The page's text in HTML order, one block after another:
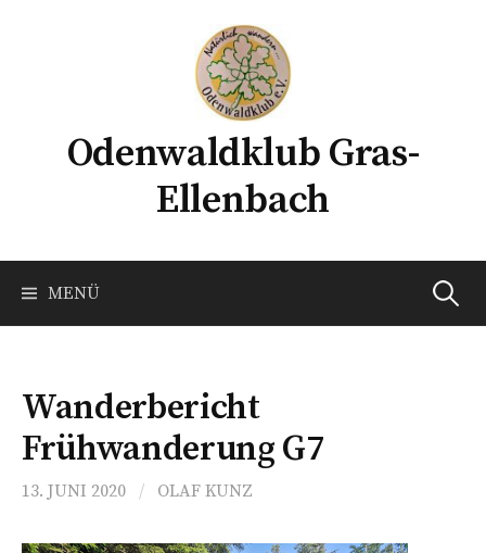
Odenwaldklub Gras-
Ellenbach
MENÜ Suchen
Wanderbericht
Frühwanderung G7
13. JUNI 2020 / OLAF KUNZ